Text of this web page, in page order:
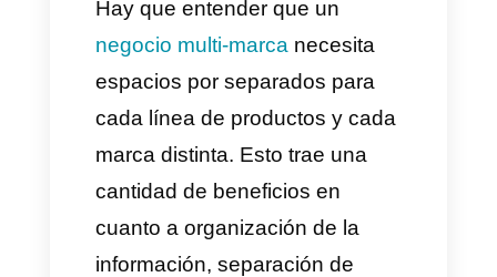
debido a que alposeer
múltiples números de
WhatsAppla información y
conversaciones puede
perderse, no hay una correcta
supervisión a los colaboradores